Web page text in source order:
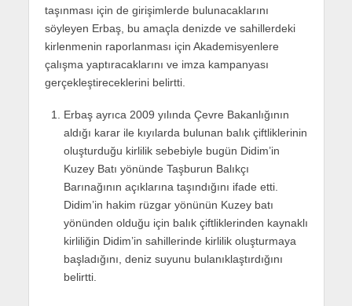
taşınması için de girişimlerde bulunacaklarını
söyleyen Erbaş, bu amaçla denizde ve sahillerdeki
kirlenmenin raporlanması için Akademisyenlere
çalışma yaptıracaklarını ve imza kampanyası
gerçekleştireceklerini belirtti.
Erbaş ayrıca 2009 yılında Çevre Bakanlığının
aldığı karar ile kıyılarda bulunan balık çiftliklerinin
oluşturduğu kirlilik sebebiyle bugün Didim’in
Kuzey Batı yönünde Taşburun Balıkçı
Barınağının açıklarına taşındığını ifade etti.
Didim’in hakim rüzgar yönünün Kuzey batı
yönünden olduğu için balık çiftliklerinden kaynaklı
kirliliğin Didim’in sahillerinde kirlilik oluşturmaya
başladığını, deniz suyunu bulanıklaştırdığını
belirtti.